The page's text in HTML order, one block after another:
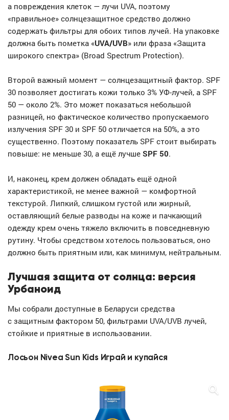
а повреждения клеток — лучи UVA, поэтому
«правильное» солнцезащитное средство должно
содержать фильтры для обоих типов лучей. На упаковке
должна быть пометка «UVA/UVB» или фраза «Защита
широкого спектра» (Broad Spectrum Protection).
Второй важный момент — солнцезащитный фактор. SPF
30 позволяет достигать кожи только 3% УФ-лучей, а SPF
50 — около 2%. Это может показаться небольшой
разницей, но фактическое количество пропускаемого
излучения SPF 30 и SPF 50 отличается на 50%, а это
существенно. Поэтому показатель SPF стоит выбирать
повыше: не меньше 30, а ещё лучше SPF 50.
И, наконец, крем должен обладать ещё одной
характеристикой, не менее важной — комфортной
текстурой. Липкий, слишком густой или жирный,
оставляющий белые разводы на коже и пачкающий
одежду крем очень тяжело включить в повседневную
рутину. Чтобы средством хотелось пользоваться, оно
должно быть приятным или, как минимум, нейтральным.
Лучшая защита от солнца: версия
Урбаноид
Мы собрали доступные в Беларуси средства
с защитным фактором 50, фильтрами UVA/UVB лучей,
стойкие и приятные в использовании.
Лосьон Nivea Sun Kids Играй и купайся